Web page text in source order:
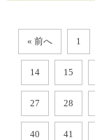
« 前へ 1
14 15
27 28
40 41